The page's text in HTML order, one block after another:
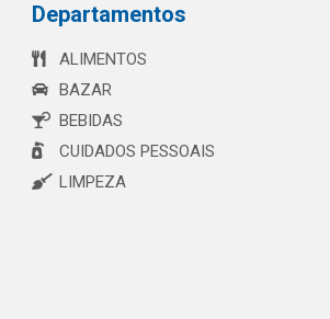
Departamentos
ALIMENTOS
BAZAR
BEBIDAS
CUIDADOS PESSOAIS
LIMPEZA